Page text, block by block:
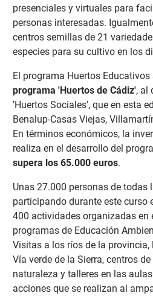
presenciales y virtuales para
personas interesadas.
centros semillas de 21
especies para su cultivo en los
El programa Huertos
programa 'Huertos de Cádiz', al
'Huertos Sociales', que en esta
Benalup-Casas Viejas,
En términos económicos, la
realiza en el desarrollo del
supera los 65.000 euros.
Unas 27.000 personas de todas
participando durante este curso
400 actividades organizadas en
programas de Educación
Visitas a los ríos de la provincia,
Vía verde de la Sierra, centros
naturaleza y talleres en las
acciones que se realizan al